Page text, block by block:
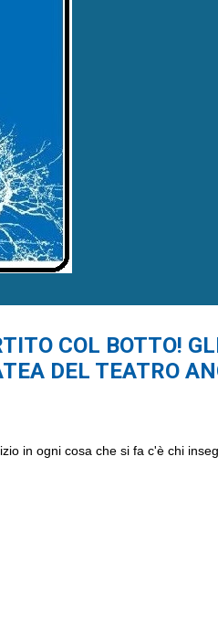
COL BOTTO!
DEL TEATRO
in ogni cosa che si fa c'è chi